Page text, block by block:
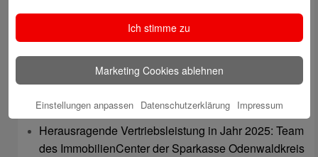
Auch per WhatsApp erreichbar!
Neueste Beiträge
Sparkassen Kino Open-Air-Sommer 2026 startet
Öffnungszeiten der Sparkasse zum Wiesenmarkt
Herausragende Vertriebsleistung in Jahr 2025: Team
des ImmobilienCenter der Sparkasse Odenwaldkreis
Ich stimme zu
Marketing Cookies ablehnen
Einstellungen anpassen Datenschutzerklärung Impressum